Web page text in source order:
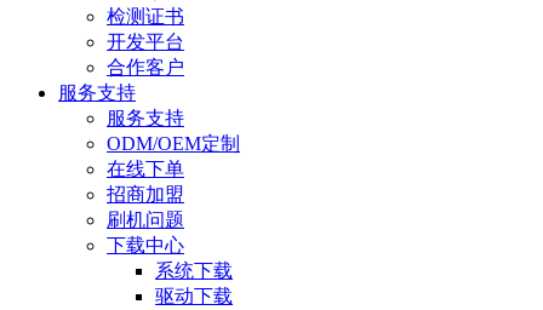
检测证书
开发平台
合作客户
服务支持
服务支持
ODM/OEM定制
在线下单
招商加盟
刷机问题
下载中心
系统下载
驱动下载